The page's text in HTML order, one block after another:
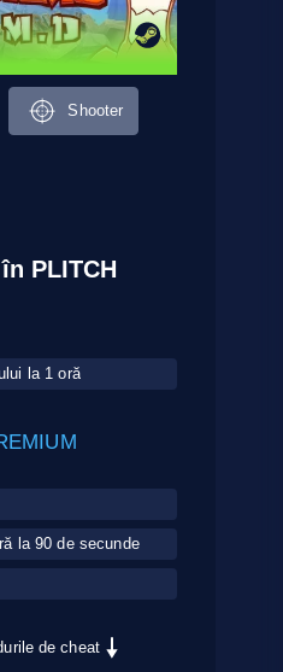
Shooter
PLITCH
la 1 oră
la 90 de secunde
de cheat